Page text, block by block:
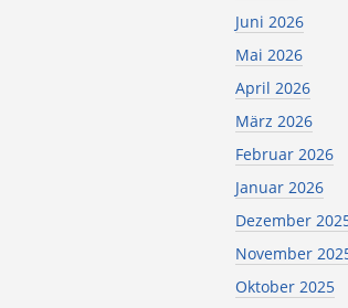
Juni 2026
Mai 2026
April 2026
März 2026
Februar 2026
Januar 2026
Dezember
November
Oktober 2025